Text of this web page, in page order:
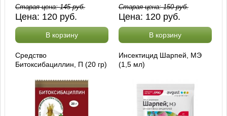
Старая цена:145руб.
Цена: 120 руб.
В корзину
Старая цена:150руб.
Цена: 120 руб.
В корзину
Средство
Битоксибациллин, П (20 гр)
Инсектицид Шарпей, МЭ
(1,5 мл)